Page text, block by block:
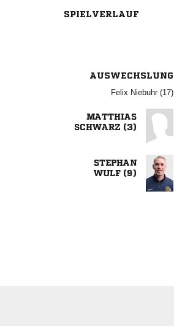
SPIELVERLAUF
AUSWECHSLUNG
  

 

 